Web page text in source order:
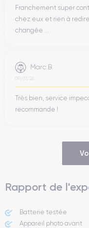
Franchement super
chez eux et rien à
changée ...
Marc B.
09/07/26
Très bien, service
recommande !
Rapport de
Batterie testée
Appareil photo avant